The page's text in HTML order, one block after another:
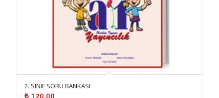
2. SINIF SORU BANKASI
₺120,00